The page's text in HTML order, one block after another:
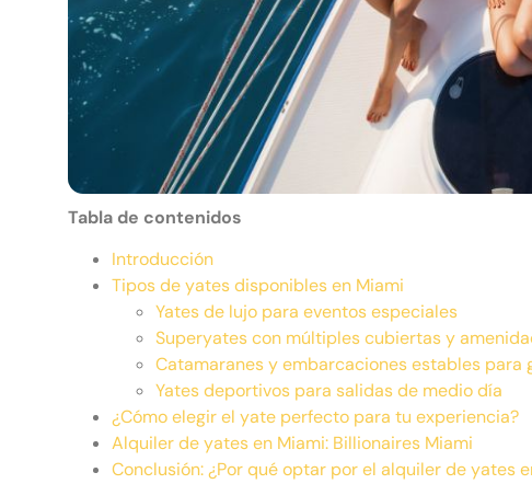
Tabla de contenidos
Introducción
Tipos de yates disponibles en Miami
Yates de lujo para eventos especiales
Superyates con múltiples cubiertas y
Catamaranes y embarcaciones estables para
Yates deportivos para salidas de medio día
¿Cómo elegir el yate perfecto para tu experiencia?
Alquiler de yates en Miami: Billionaires Miami
Conclusión: ¿Por qué optar por el alquiler de yates